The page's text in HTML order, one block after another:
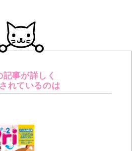
記事が詳しく
れているのは